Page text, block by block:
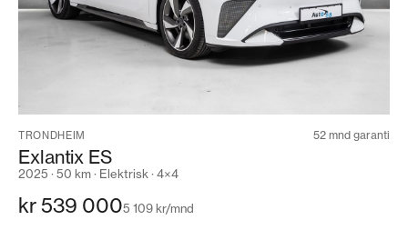
TRONDHEIM 52 mnd garanti
Exlantix ES
2025 · 50 km · Elektrisk · 4×4
kr 539 0005 109 kr/mnd